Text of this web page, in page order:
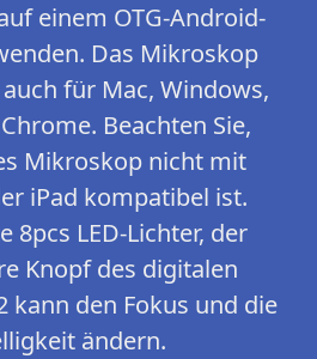
einem OTG-Android-
Das Mikroskop
für Mac, Windows,
Beachten Sie,
Mikroskop nicht mit
iPad kompatibel ist.
8pcs LED-Lichter, der
Knopf des digitalen
kann den Fokus und die
ändern.